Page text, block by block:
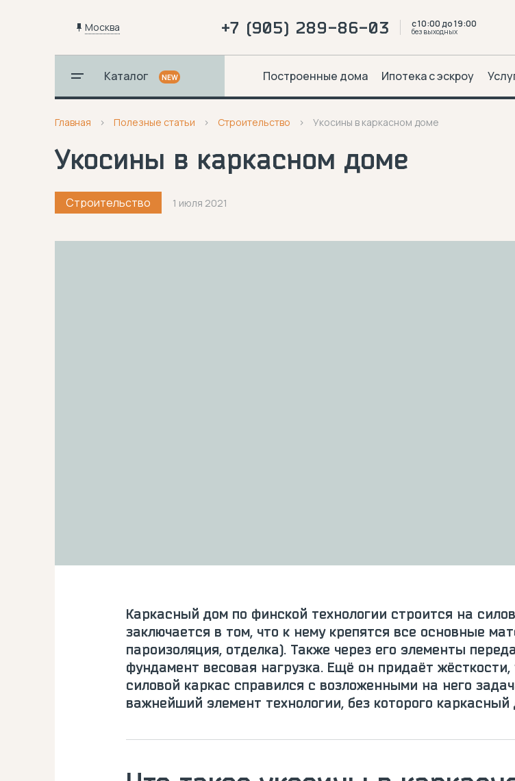
Москва +7 (905) 289-86-03 с 10:00 до 19:00
без выходных
Каталог NEW Построенные дома Ипотека с эскроу
Главная Полезные статьи Строительство Укосины в каркасном доме
Укосины в каркасном доме
Строительство 1 июля 2021
Каркасный дом по финской технологии строится на
заключается в том, что к нему крепятся все основные
пароизоляция, отделка). Также через его элементы
фундамент весовая нагрузка. Ещё он придаёт
силовой каркас справился с возложенными на него
важнейший элемент технологии, без которого каркасный